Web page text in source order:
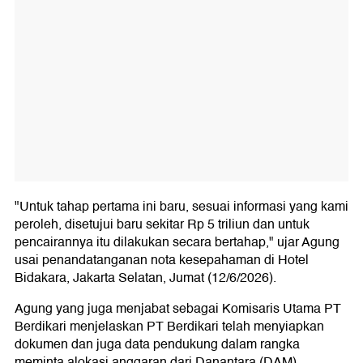
"Untuk tahap pertama ini baru, sesuai informasi yang kami
peroleh, disetujui baru sekitar Rp 5 triliun dan untuk
pencairannya itu dilakukan secara bertahap," ujar Agung
usai penandatanganan nota kesepahaman di Hotel
Bidakara, Jakarta Selatan, Jumat (12/6/2026).
Agung yang juga menjabat sebagai Komisaris Utama PT
Berdikari menjelaskan PT Berdikari telah menyiapkan
dokumen dan juga data pendukung dalam rangka